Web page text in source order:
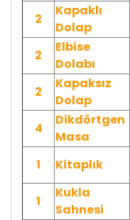
2
Kapaklı
Dolap
2
Elbise
Dolabı
2
Kapaksız
Dolap
4
Dikdörtgen
Masa
1
Kitaplık
1
Kukla
Sahnesi